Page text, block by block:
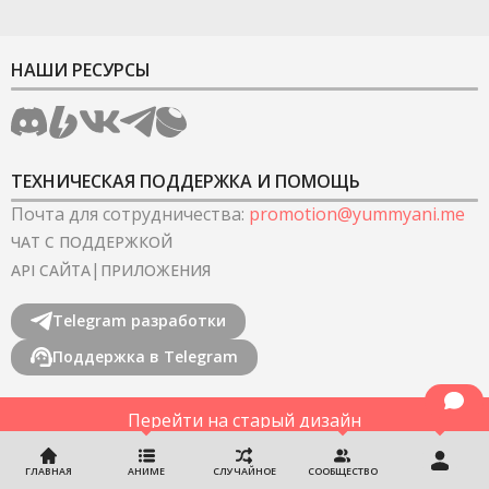
ГЛАВНАЯ АНИМЕ СЛУЧАЙНОЕ СООБЩЕСТВО
НАШИ РЕСУРСЫ
ТЕХНИЧЕСКАЯ ПОДДЕРЖКА И ПОМОЩЬ
Почта для сотрудничества: promotion@yummyani.me
ЧАТ С ПОДДЕРЖКОЙ
API САЙТА| ПРИЛОЖЕНИЯ
Telegram разработки
Поддержка в Telegram
Перейти на старый дизайн
©2022-2026YummyAnime.Все права защищены